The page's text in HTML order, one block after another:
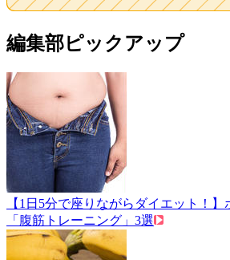
編集部ピックアップ
【1日5分で座りながらダイエット！】
「腹筋トレーニング」3選